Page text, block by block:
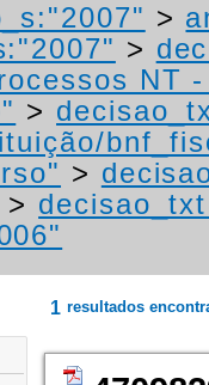
>
>
NT
>
>
>
1 resultados